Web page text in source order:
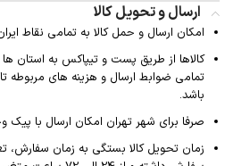
ارسال و تحویل کالا
امکان ارسال و حمل کالا به تمامی نقاط
کالاها از طریق پست و تیپاکس به استان
تمامی ضوابط ارسال و هزینه های مربوطه
باشد.
صرفا برای شهر تهران امکان ارسال با پیک
زمان تحویل کالا بستگی به زمان سفارش،